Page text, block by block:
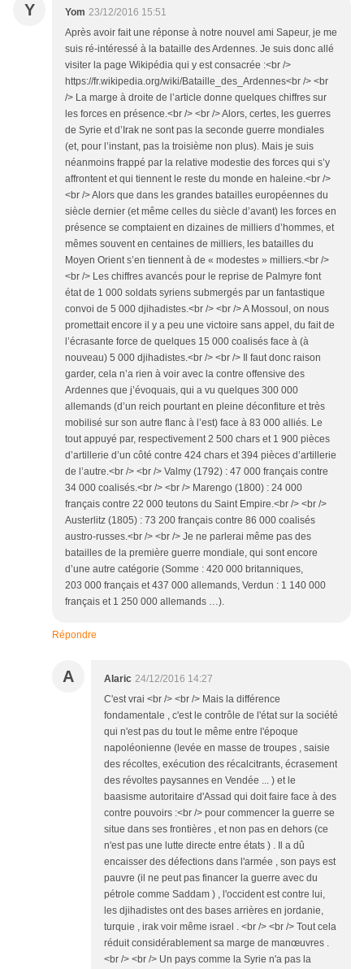
Y Yom 23/12/2016 15:51
Après avoir fait une réponse à notre nouvel ami Sapeur, je me
suis ré-intéressé à la bataille des Ardennes. Je suis donc allé
visiter la page Wikipédia qui y est consacrée :<br />
https://fr.wikipedia.org/wiki/Bataille_des_Ardennes<br /> <br
/> La marge à droite de l’article donne quelques chiffres sur
les forces en présence.<br /> <br /> Alors, certes, les guerres
de Syrie et d’Irak ne sont pas la seconde guerre mondiales
(et, pour l’instant, pas la troisième non plus). Mais je suis
néanmoins frappé par la relative modestie des forces qui s’y
affrontent et qui tiennent le reste du monde en haleine.<br />
<br /> Alors que dans les grandes batailles européennes du
siècle dernier (et même celles du siècle d’avant) les forces en
présence se comptaient en dizaines de milliers d’hommes, et
mêmes souvent en centaines de milliers, les batailles du
Moyen Orient s’en tiennent à de « modestes » milliers.<br />
<br /> Les chiffres avancés pour le reprise de Palmyre font
état de 1 000 soldats syriens submergés par un fantastique
convoi de 5 000 djihadistes.<br /> <br /> A Mossoul, on nous
promettait encore il y a peu une victoire sans appel, du fait de
l’écrasante force de quelques 15 000 coalisés face à (à
nouveau) 5 000 djihadistes.<br /> <br /> Il faut donc raison
garder, cela n’a rien à voir avec la contre offensive des
Ardennes que j’évoquais, qui a vu quelques 300 000
allemands (d’un reich pourtant en pleine déconfiture et très
mobilisé sur son autre flanc à l’est) face à 83 000 alliés. Le
tout appuyé par, respectivement 2 500 chars et 1 900 pièces
d’artillerie d’un côté contre 424 chars et 394 pièces d’artillerie
de l’autre.<br /> <br /> Valmy (1792) : 47 000 français contre
34 000 coalisés.<br /> <br /> Marengo (1800) : 24 000
français contre 22 000 teutons du Saint Empire.<br /> <br />
Austerlitz (1805) : 73 200 français contre 86 000 coalisés
austro-russes.<br /> <br /> Je ne parlerai même pas des
batailles de la première guerre mondiale, qui sont encore
d’une autre catégorie (Somme : 420 000 britanniques,
203 000 français et 437 000 allemands, Verdun : 1 140 000
français et 1 250 000 allemands …).
Répondre
A Alaric 24/12/2016 14:27
C'est vrai <br /> <br /> Mais la différence
fondamentale , c'est le contrôle de l'état sur la société
qui n'est pas du tout le même entre l'époque
napoléonienne (levée en masse de troupes , saisie
des récoltes, exécution des récalcitrants, écrasement
des révoltes paysannes en Vendée ... ) et le
baasisme autoritaire d'Assad qui doit faire face à des
contre pouvoirs :<br /> pour commencer la guerre se
situe dans ses frontières , et non pas en dehors (ce
n'est pas une lutte directe entre états ) . Il a dû
encaisser des défections dans l'armée , son pays est
pauvre (il ne peut pas financer la guerre avec du
pétrole comme Saddam ) , l'occident est contre lui,
les djihadistes ont des bases arrières en jordanie,
turquie , irak voir même israel . <br /> <br /> Tout cela
réduit considérablement sa marge de manœuvres .
<br /> <br /> Un pays comme la Syrie n'a pas la